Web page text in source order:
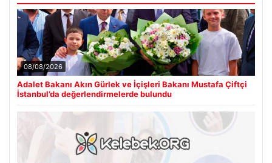
08/08/2026
Adalet Bakanı Akın Gürlek ve İçişleri Bakanı Mustafa Çiftçi
İstanbul’da değerlendirmelerde bulundu